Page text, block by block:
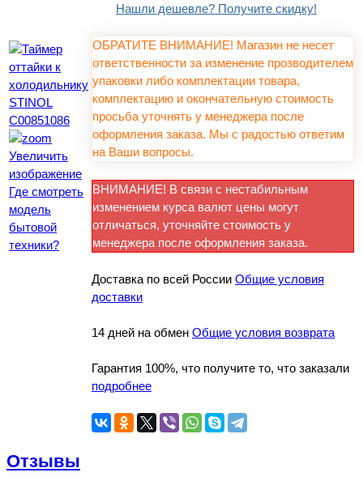
Увеличить
изображение
Где смотреть
модель
бытовой
техники?
Нашли дешевле? Получите скидку!
ОБРАТИТЕ ВНИМАНИЕ! Магазин не несет
ответственности за изменение прозводителем
упаковки либо комплектации товара,
комплектацию и окончательную стоимость
просьба уточнять у менеджера после
оформления заказа. Мы с радостью ответим
на Ваши вопросы.
ВНИМАНИЕ! В связи с нестабильным
изменением курса валют цены могут
отличаться, уточняйте стоимость у
менеджера после оформления заказа.
Доставка по всей России Общие условия
доставки
14 дней на обмен Общие условия возврата
Гарантия 100%, что получите то, что заказали
подробнее
Отзывы